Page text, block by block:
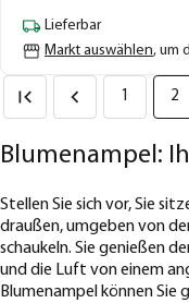
Lieferbar
Markt auswählen, um
1 2
Blumenampel:
Stellen Sie sich vor, Sie
draußen, umgeben von
schaukeln. Sie genießen
und die Luft von einem
Blumenampel können Sie